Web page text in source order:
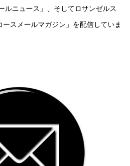
ルニュース」、そしてロサンゼルス
スメールマガジン」を配信していま